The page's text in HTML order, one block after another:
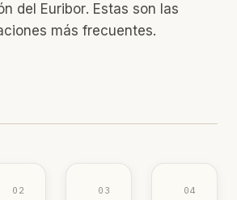
del Euribor. Estas son las
más frecuentes.
02 03 04